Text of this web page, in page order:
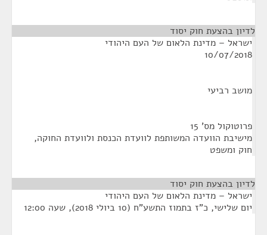
לדיון בהצעת חוק יסוד
ישראל – מדינת הלאום של העם היהודי
10/07/2018
מושב רביעי
פרוטוקול מס' 15
מישיבת הוועדה המשותפת לוועדת הכנסת ולוועדת החוקה,
חוק ומשפט
לדיון בהצעת חוק יסוד
ישראל – מדינת הלאום של העם היהודי
יום שלישי, כ"ז בתמוז התשע"ח (10 ביולי 2018), שעה 12:00